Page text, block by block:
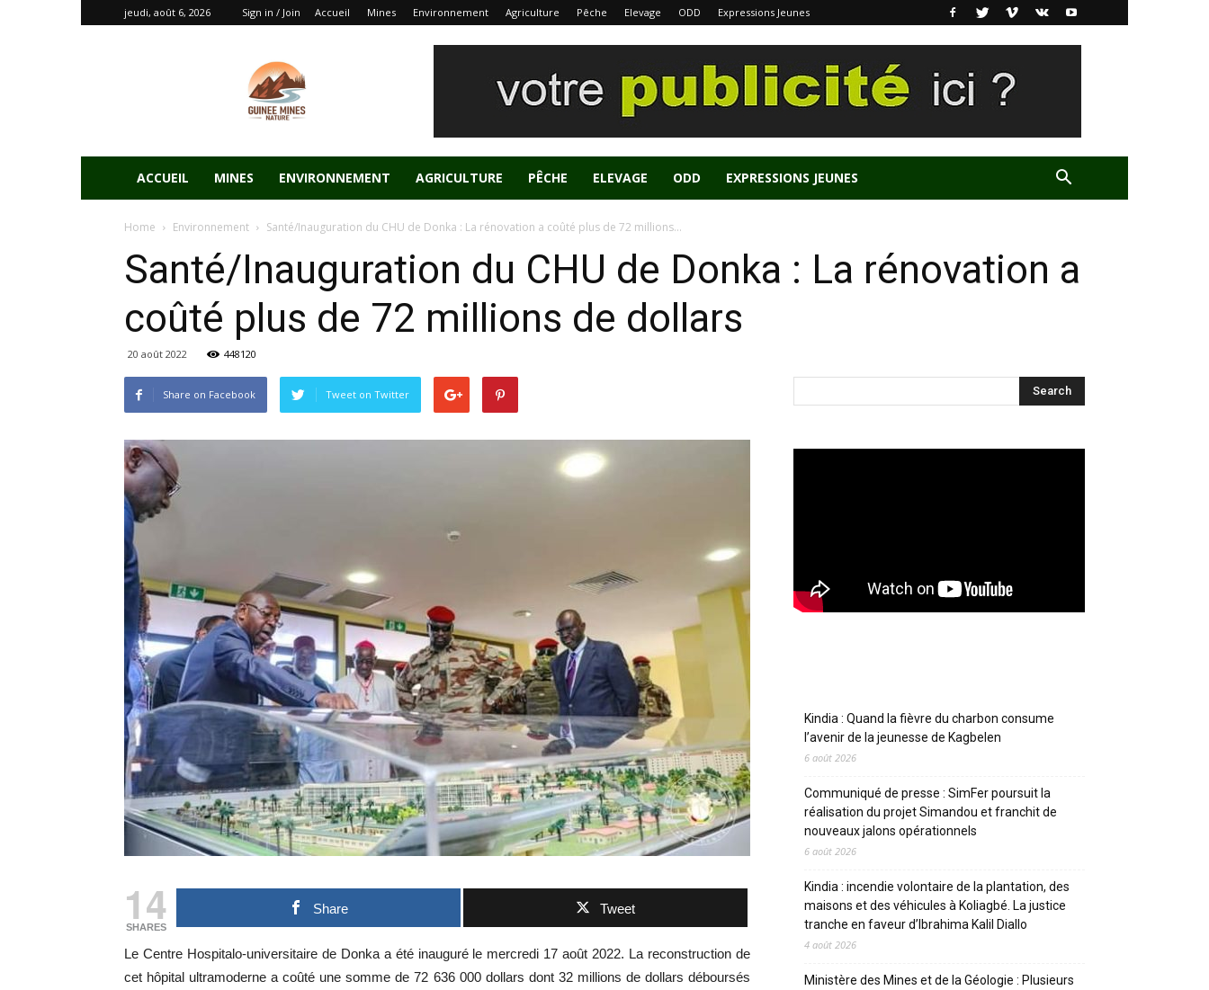
jeudi, août 6, 2026 Sign in / Join Accueil Mines Environnement Agriculture Pêche Elevage ODD Expressions Jeunes
ACCUEIL MINES ENVIRONNEMENT AGRICULTURE PÊCHE ELEVAGE ODD EXPRESSIONS JEUNES
Home Environnement Santé/Inauguration du CHU de Donka : La rénovation a coûté plus de 72 millions...
Santé/Inauguration du CHU de Donka : La rénovation a
coûté plus de 72 millions de dollars
20 août 2022 448120
Share on Facebook Tweet on Twitter
14
SHARES
Share Tweet
Le Centre Hospitalo-universitaire de Donka a été inauguré le mercredi 17 août 2022. La reconstruction de
cet hôpital ultramoderne a coûté une somme de 72 636 000 dollars dont 32 millions de dollars déboursés
Kindia : Quand la fièvre du charbon consume
l’avenir de la jeunesse de Kagbelen
6 août 2026
Communiqué de presse : SimFer poursuit la
réalisation du projet Simandou et franchit de
nouveaux jalons opérationnels
6 août 2026
Kindia : incendie volontaire de la plantation, des
maisons et des véhicules à Koliagbé. La justice
tranche en faveur d’Ibrahima Kalil Diallo
4 août 2026
Ministère des Mines et de la Géologie : Plusieurs